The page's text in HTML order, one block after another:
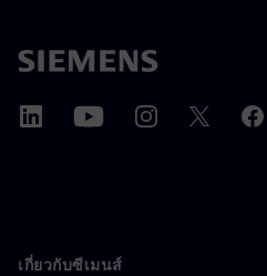
เกี่ยวกับซีเมนส์